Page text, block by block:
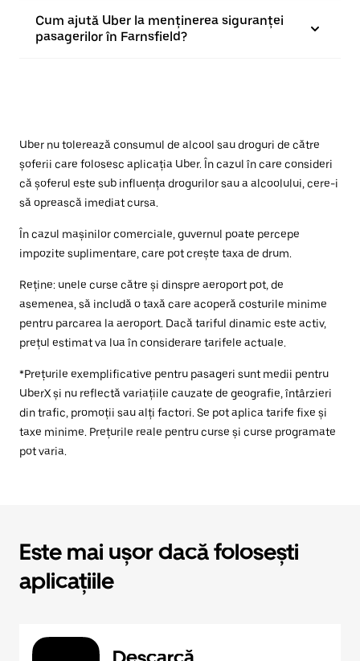
Cum ajută Uber la menținerea siguranței
pasagerilor în Farnsfield?
Uber nu tolerează consumul de alcool sau droguri de către
șoferii care folosesc aplicația Uber. În cazul în care consideri
că șoferul este sub influența drogurilor sau a alcoolului, cere-i
să oprească imediat cursa.
În cazul mașinilor comerciale, guvernul poate percepe
impozite suplimentare, care pot crește taxa de drum.
Reține: unele curse către și dinspre aeroport pot, de
asemenea, să includă o taxă care acoperă costurile minime
pentru parcarea la aeroport. Dacă tariful dinamic este activ,
prețul estimat va lua în considerare tarifele actuale.
*Prețurile exemplificative pentru pasageri sunt medii pentru
UberX și nu reflectă variațiile cauzate de geografie, întârzieri
din trafic, promoții sau alți factori. Se pot aplica tarife fixe și
taxe minime. Prețurile reale pentru curse și curse programate
pot varia.
Este mai ușor dacă folosești
aplicațiile